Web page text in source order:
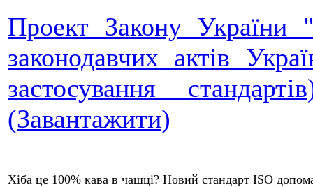
Проект Закону України
законодавчих актів
застосування
(Завантажити)
Хіба це 100% кава в чашці? Новий стандарт ISO